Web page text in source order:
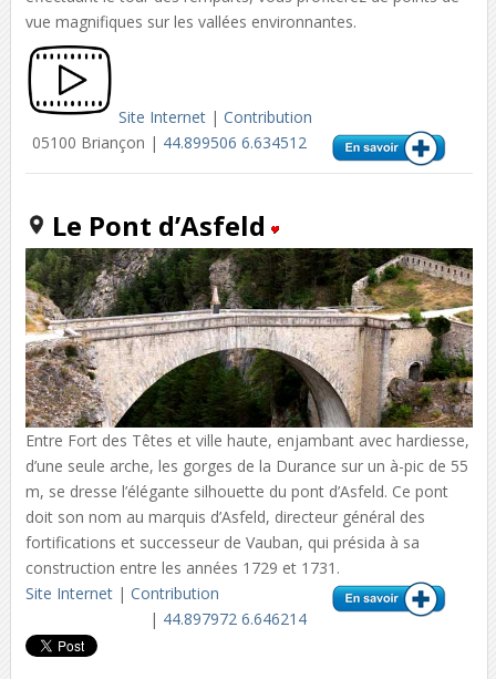
vue magnifiques sur les vallées environnantes.
Site Internet| Contribution
05100 Briançon | 44.899506 6.634512
Le Pont d’Asfeld
Entre Fort des Têtes et ville haute, enjambant avec hardiesse,
d’une seule arche, les gorges de la Durance sur un à-pic de 55
m, se dresse l’élégante silhouette du pont d’Asfeld. Ce pont
doit son nom au marquis d’Asfeld, directeur général des
fortifications et successeur de Vauban, qui présida à sa
construction entre les années 1729 et 1731.
Site Internet| Contribution
| 44.897972 6.646214